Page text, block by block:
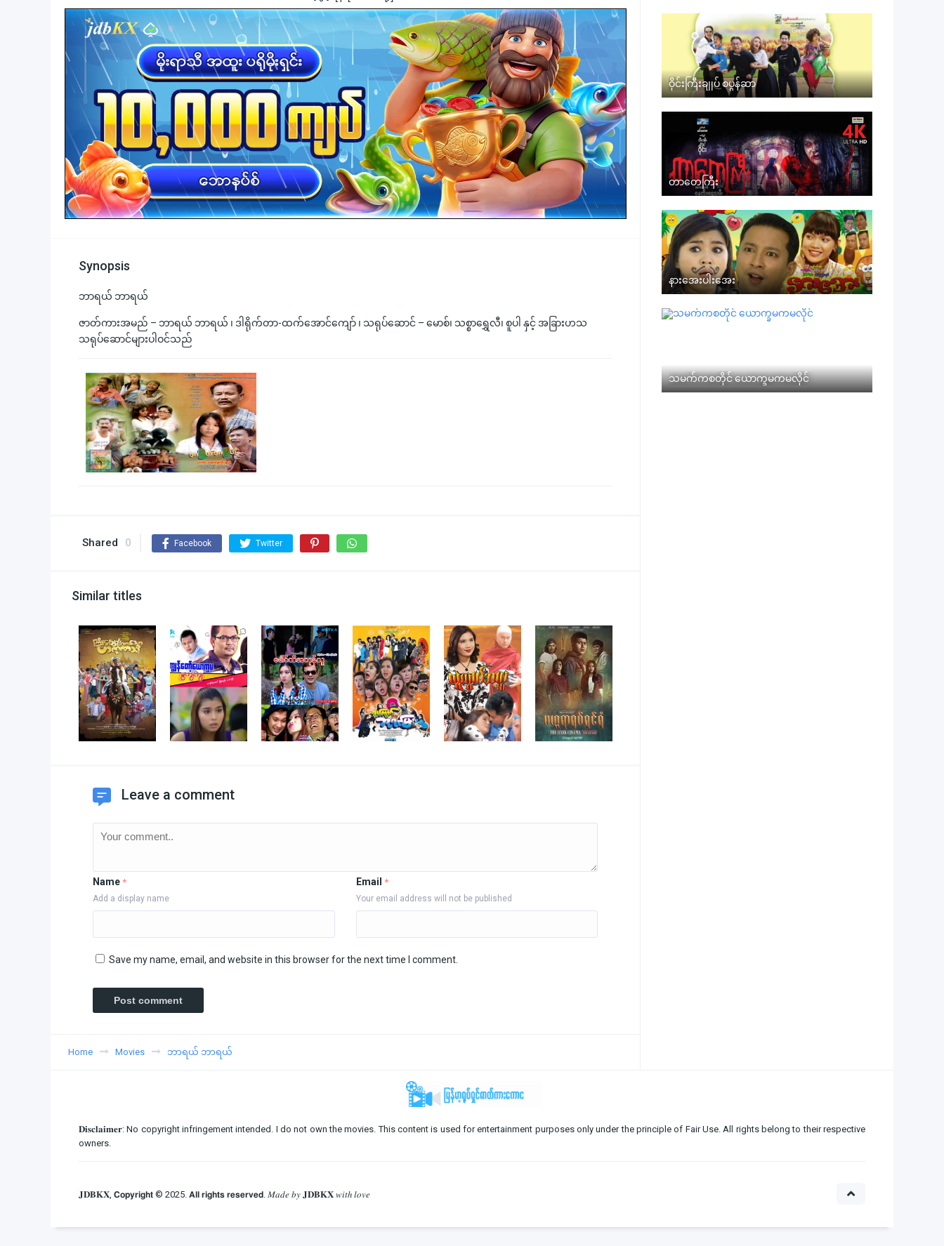
Synopsis
ဘာရယ် ဘာရယ်
ဇာတ်ကားအမည် – ဘာရယ် ဘာရယ် ၊ ဒါရိုက်တာ-ထက်အောင်ကျော် ၊ သရုပ်ဆောင် – မောစ်၊ သစ္စာရွှေလီ၊ စူပါ နှင့် အခြားဟသ
သရုပ်ဆောင်များပါဝင်သည်
Shared 0 Facebook Twitter
Similar titles
Leave a comment
Name *
Add a display name
Email *
Your email address will not be published
Save my name, email, and website in this browser for the next time I comment.
Home Movies ဘာရယ် ဘာရယ်
ဝိုင်းကြီးချုပ် စပွန်ဆာ
တာတေကြီး
နားအေးပါးအေး
သမက်ကစတိုင် ယောက္ခမကမလိုင်
𝐃𝐢𝐬𝐜𝐥𝐚𝐢𝐦𝐞𝐫: No copyright infringement intended. I do not own the movies. This content is used for entertainment purposes only under the principle of Fair Use. All rights belong to their respective
owners.
𝐉𝐃𝐁𝐊𝐗, 𝗖𝗼𝗽𝘆𝗿𝗶𝗴𝗵𝘁 © 2025. 𝗔𝗹𝗹 𝗿𝗶𝗴𝗵𝘁𝘀 𝗿𝗲𝘀𝗲𝗿𝘃𝗲𝗱. 𝑀𝑎𝑑𝑒 𝑏𝑦 𝐉𝐃𝐁𝐊𝐗 𝑤𝑖𝑡ℎ 𝑙𝑜𝑣𝑒